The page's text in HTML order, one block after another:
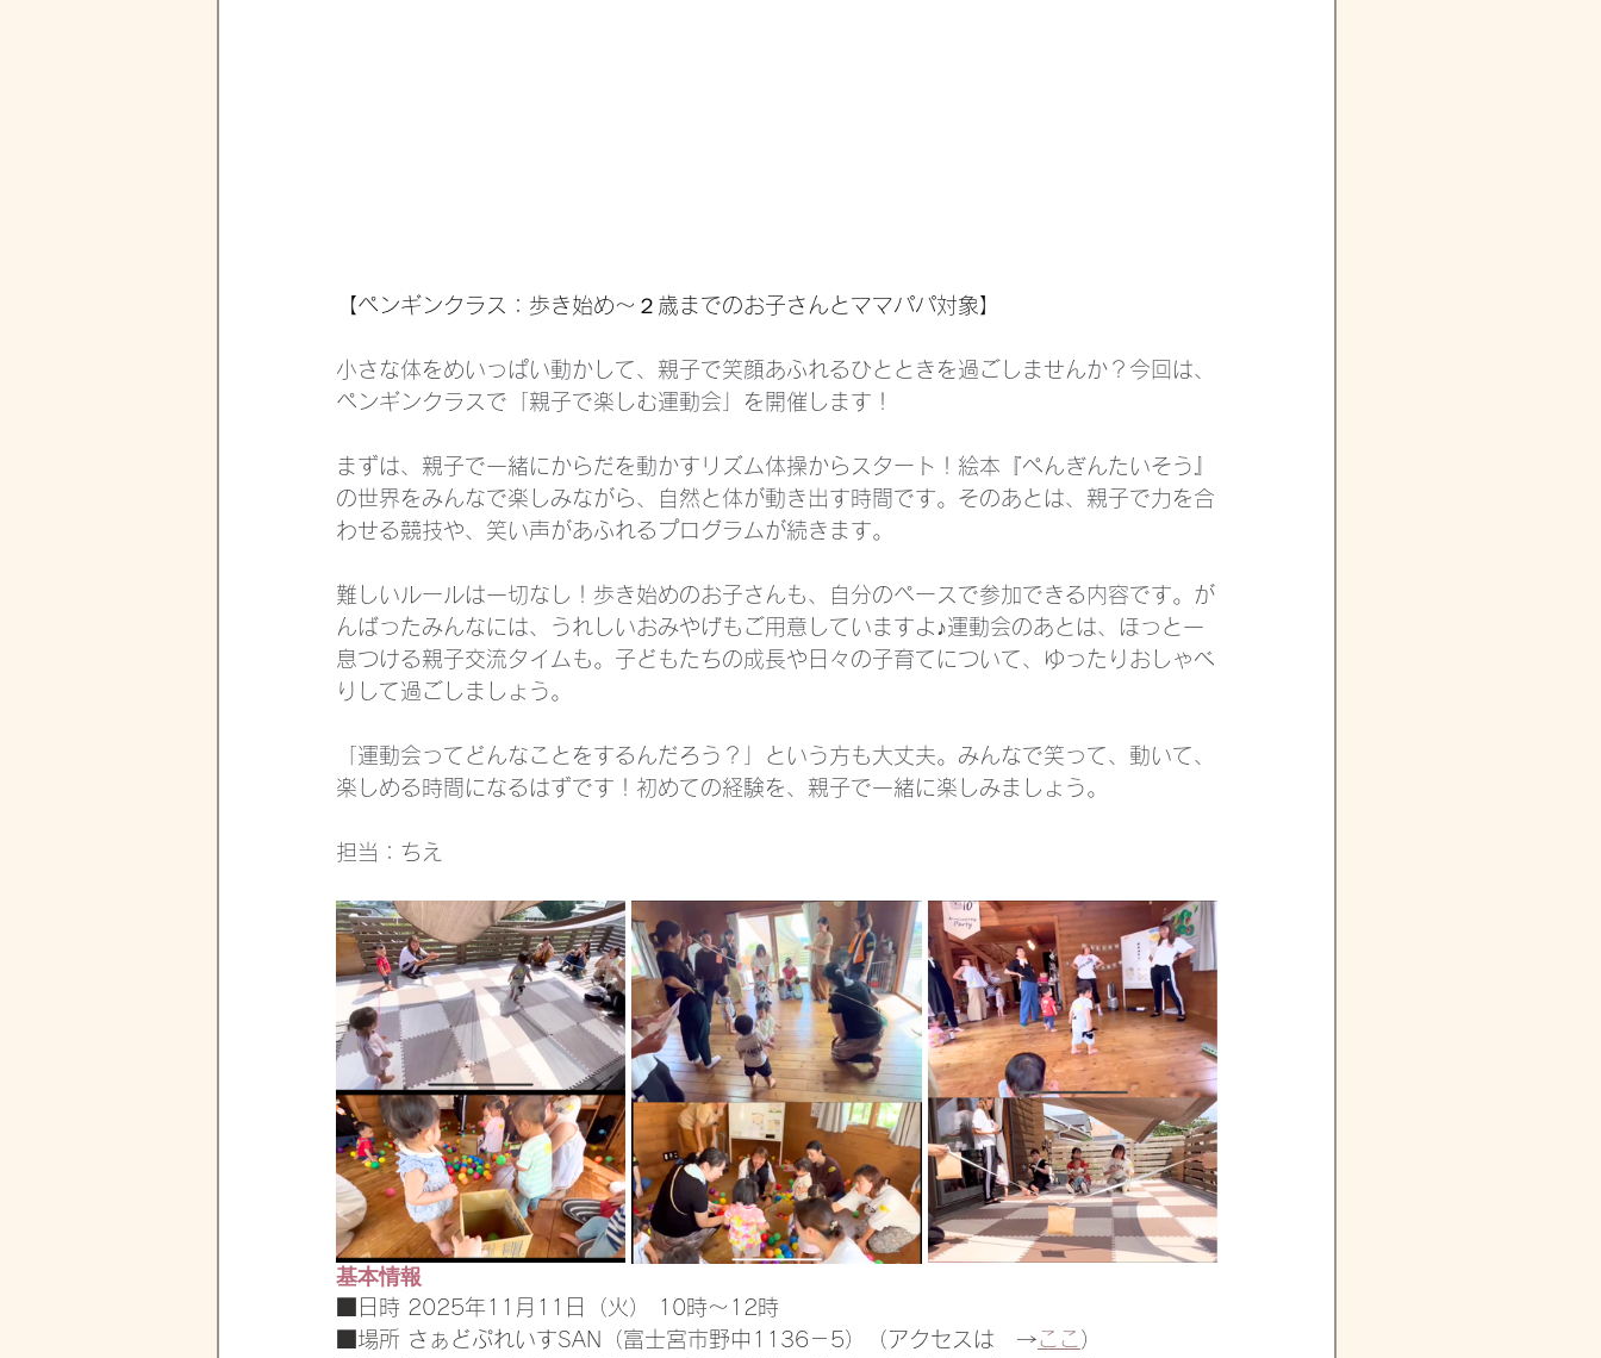
【ペンギンクラス：歩き始め〜２歳までのお子さんとママパパ対象】
小さな体をめいっぱい動かして、親子で笑顔あふれるひとときを過ごしませんか？今回は、
ペンギンクラスで「親子で楽しむ運動会」を開催します！
まずは、親子で一緒にからだを動かすリズム体操からスタート！絵本『ぺんぎんたいそう』
の世界をみんなで楽しみながら、自然と体が動き出す時間です。そのあとは、親子で力を合
わせる競技や、笑い声があふれるプログラムが続きます。
難しいルールは一切なし！歩き始めのお子さんも、自分のペースで参加できる内容です。が
んばったみんなには、うれしいおみやげもご用意していますよ♪運動会のあとは、ほっと一
息つける親子交流タイムも。子どもたちの成長や日々の子育てについて、ゆったりおしゃべ
りして過ごしましょう。
「運動会ってどんなことをするんだろう？」という方も大丈夫。みんなで笑って、動いて、
楽しめる時間になるはずです！初めての経験を、親子で一緒に楽しみましょう。
担当：ちえ
基本情報
■日時 2025年11月11日（火） 10時～12時
■場所 さぁどぷれいすSAN（富士宮市野中1136－5）（アクセスは　→ここ ）